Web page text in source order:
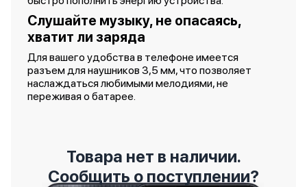
Слушайте музыку, не опасаясь,
хватит ли заряда
Для вашего удобства в телефоне имеется
разъем для наушников 3,5 мм, что позволяет
наслаждаться любимыми мелодиями, не
переживая о батарее.
Товара нет в наличии.
Сообщить о поступлении?